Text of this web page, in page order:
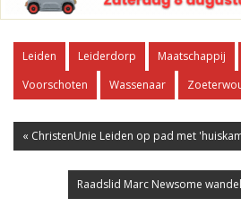
Leiden Leiderdorp Maatschappij
Voorschoten
Wassenaar
« ChristenUnie Leiden op pad met
Raadslid Marc Newsome